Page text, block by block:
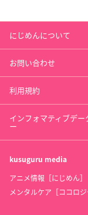
にじめんについて
お問い合わせ
利用規約
インフォマティブデー
ー
kusuguru media
アニメ情報［にじめん］
メンタルケア［ココロジ